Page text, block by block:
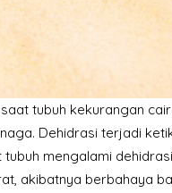
tubuh kekurangan
Dehidrasi terjadi
mengalami
akibatnya berbahaya